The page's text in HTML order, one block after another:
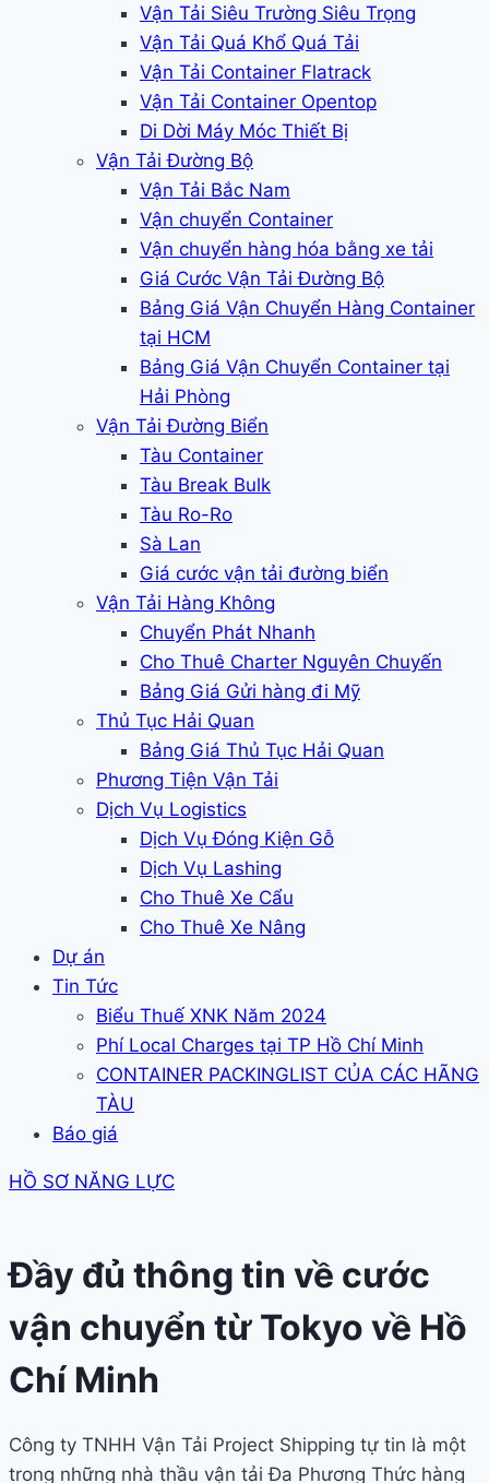
Vận Tải Siêu Trường Siêu Trọng
Vận Tải Quá Khổ Quá Tải
Vận Tải Container Flatrack
Vận Tải Container Opentop
Di Dời Máy Móc Thiết Bị
Vận Tải Đường Bộ
Vận Tải Bắc Nam
Vận chuyển Container
Vận chuyển hàng hóa bằng xe tải
Giá Cước Vận Tải Đường Bộ
Bảng Giá Vận Chuyển Hàng Container
tại HCM
Bảng Giá Vận Chuyển Container tại
Hải Phòng
Vận Tải Đường Biển
Tàu Container
Tàu Break Bulk
Tàu Ro-Ro
Sà Lan
Giá cước vận tải đường biển
Vận Tải Hàng Không
Chuyển Phát Nhanh
Cho Thuê Charter Nguyên Chuyến
Bảng Giá Gửi hàng đi Mỹ
Thủ Tục Hải Quan
Bảng Giá Thủ Tục Hải Quan
Phương Tiện Vận Tải
Dịch Vụ Logistics
Dịch Vụ Đóng Kiện Gỗ
Dịch Vụ Lashing
Cho Thuê Xe Cẩu
Cho Thuê Xe Nâng
Dự án
Tin Tức
Biểu Thuế XNK Năm 2024
Phí Local Charges tại TP Hồ Chí Minh
CONTAINER PACKINGLIST CỦA CÁC HÃNG
TÀU
Báo giá
HỒ SƠ NĂNG LỰC
Đầy đủ thông tin về cước
vận chuyển từ Tokyo về Hồ
Chí Minh
Công ty TNHH Vận Tải Project Shipping tự tin là một
trong những nhà thầu vận tải Đa Phương Thức hàng